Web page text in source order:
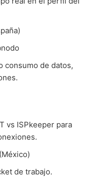
consumo de datos,
vs ISPkeeper para
de trabajo.